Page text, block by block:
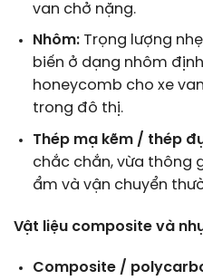
van chở nặng.
Nhôm:Trọng lượng
biến ở dạng nhôm
honeycomb cho xe
trong đô thị.
Thép mạ kẽm / thép
chắc chắn, vừa thông
ẩm và vận chuyển
Vật liệu composite và
Composite /